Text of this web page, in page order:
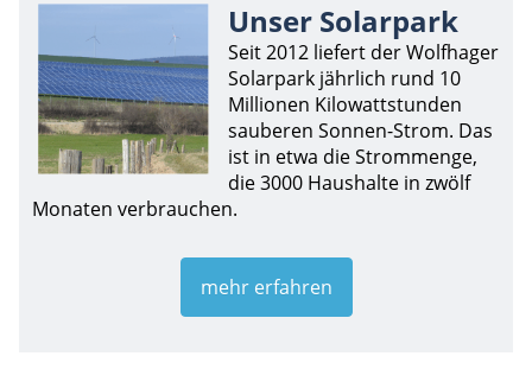
Unser Solarpark
Seit 2012 liefert der Wolfhager
Solarpark jährlich rund 10
Millionen Kilowattstunden
sauberen Sonnen-Strom. Das
ist in etwa die Strommenge,
die 3000 Haushalte in zwölf
Monaten verbrauchen.
mehr erfahren